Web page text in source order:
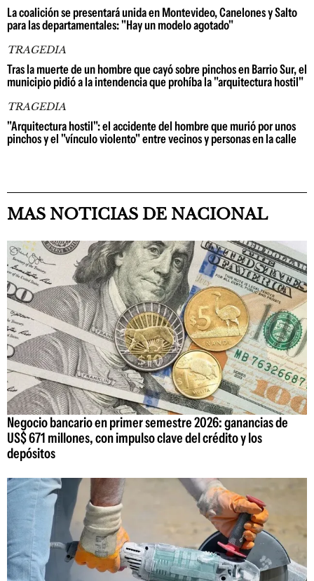
La coalición se presentará unida en Montevideo, Canelones y Salto
para las departamentales: "Hay un modelo agotado"
TRAGEDIA
Tras la muerte de un hombre que cayó sobre pinchos en Barrio Sur, el
municipio pidió a la intendencia que prohíba la "arquitectura hostil"
TRAGEDIA
"Arquitectura hostil": el accidente del hombre que murió por unos
pinchos y el "vínculo violento" entre vecinos y personas en la calle
MAS NOTICIAS DE NACIONAL
Negocio bancario en primer semestre 2026: ganancias de
US$ 671 millones, con impulso clave del crédito y los
depósitos